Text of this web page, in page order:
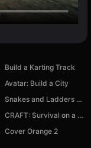
Build a Karting Track
Avatar: Build a City
Snakes and Ladders Multiplayer
CRAFT: Survival on a Raft
Cover Orange 2